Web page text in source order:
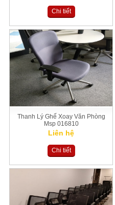
Chi tiết
Thanh Lý Ghế Xoay Văn Phòng
Msp 016810
Liên hệ
Chi tiết